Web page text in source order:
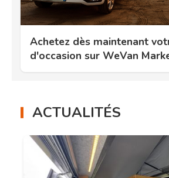
Achetez dès maintenant
d'occasion sur WeVan
ACTUALITÉS